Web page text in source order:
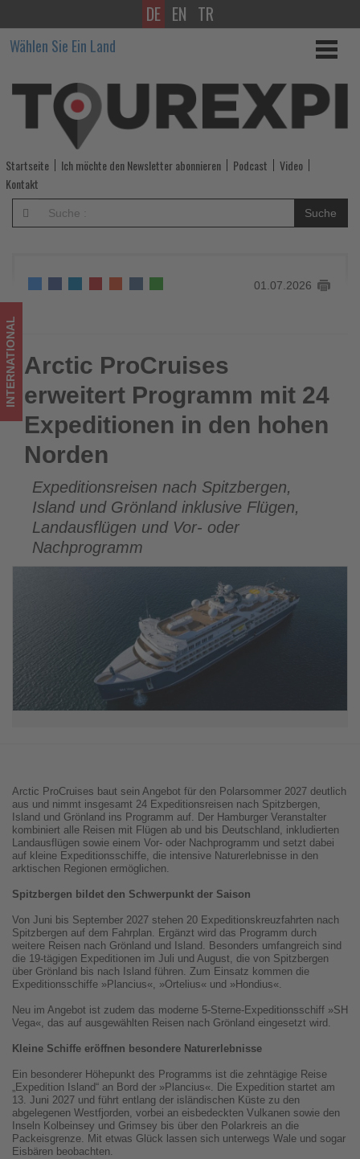
Arctic
ProCruises
erweitert
Programm
mit
24
Expeditionen
den
hohen
Norden
-
Wissen,
was
im
Tourismus
los
ist!
DE EN TR
Wählen Sie Ein Land
Startseite Ich möchte den Newsletter abonnieren Podcast
Video
Kontakt
Suche
01.07.2026
Arctic ProCruises erweitert Programm mit 24 Expeditionen
in den hohen Norden
INTERNATIONAL Arctic ProCruises
erweitert Programm mit 24
Expeditionen in den hohen
Norden
Expeditionsreisen nach Spitzbergen,
Island und Grönland inklusive Flügen,
Landausflügen und Vor- oder
Nachprogramm
Arctic ProCruises baut sein Angebot für den Polarsommer 2027 deutlich
aus und nimmt insgesamt 24 Expeditionsreisen nach Spitzbergen,
Island und Grönland ins Programm auf. Der Hamburger Veranstalter
kombiniert alle Reisen mit Flügen ab und bis Deutschland, inkludierten
Landausflügen sowie einem Vor- oder Nachprogramm und setzt dabei
auf kleine Expeditionsschiffe, die intensive Naturerlebnisse in den
arktischen Regionen ermöglichen.
Spitzbergen bildet den Schwerpunkt der Saison
Von Juni bis September 2027 stehen 20 Expeditionskreuzfahrten nach
Spitzbergen auf dem Fahrplan. Ergänzt wird das Programm durch
weitere Reisen nach Grönland und Island. Besonders umfangreich sind
die 19-tägigen Expeditionen im Juli und August, die von Spitzbergen
über Grönland bis nach Island führen. Zum Einsatz kommen die
Expeditionsschiffe »Plancius«, »Ortelius« und »Hondius«.
Neu im Angebot ist zudem das moderne 5-Sterne-Expeditionsschiff »SH
Vega«, das auf ausgewählten Reisen nach Grönland eingesetzt wird.
Kleine Schiffe eröffnen besondere Naturerlebnisse
Ein besonderer Höhepunkt des Programms ist die zehntägige Reise
„Expedition Island“ an Bord der »Plancius«. Die Expedition startet am
13. Juni 2027 und führt entlang der isländischen Küste zu den
abgelegenen Westfjorden, vorbei an eisbedeckten Vulkanen sowie den
Inseln Kolbeinsey und Grimsey bis über den Polarkreis an die
Packeisgrenze. Mit etwas Glück lassen sich unterwegs Wale und sogar
Eisbären beobachten.